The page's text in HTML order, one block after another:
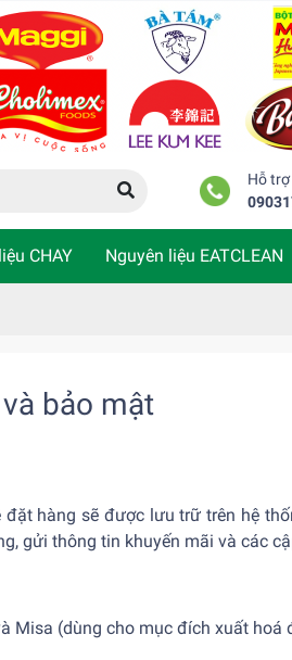
Hỗ
CHAY Nguyên liệu EATCLEAN
bảo mật
hàng sẽ được lưu trữ trên hệ
gửi thông tin khuyến mãi và các
Misa (dùng cho mục đích xuất hoá